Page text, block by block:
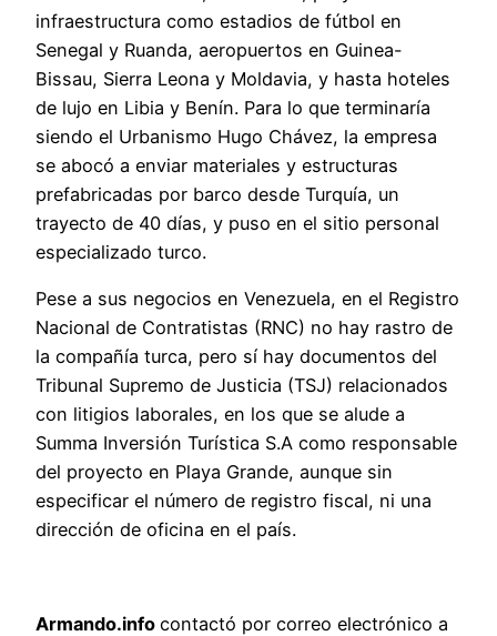
infraestructura como estadios de fútbol en
Senegal y Ruanda, aeropuertos en Guinea-
Bissau, Sierra Leona y Moldavia, y hasta hoteles
de lujo en Libia y Benín. Para lo que terminaría
siendo el Urbanismo Hugo Chávez, la empresa
se abocó a enviar materiales y estructuras
prefabricadas por barco desde Turquía, un
trayecto de 40 días, y puso en el sitio personal
especializado turco.
Pese a sus negocios en Venezuela, en el Registro
Nacional de Contratistas (RNC) no hay rastro de
la compañía turca, pero sí hay documentos del
Tribunal Supremo de Justicia (TSJ) relacionados
con litigios laborales, en los que se alude a
Summa Inversión Turística S.A como responsable
del proyecto en Playa Grande, aunque sin
especificar el número de registro fiscal, ni una
dirección de oficina en el país.
Armando.info contactó por correo electrónico a